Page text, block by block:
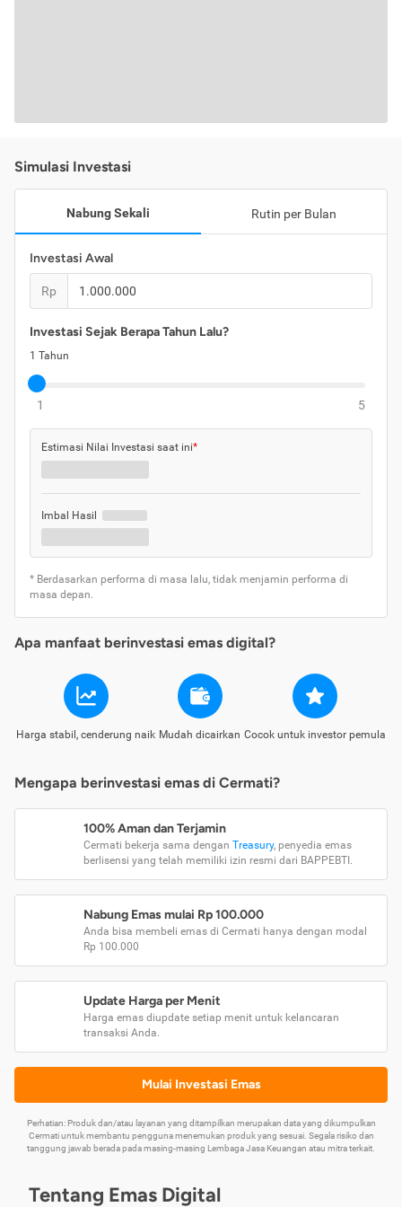
Simulasi Investasi
Nabung Sekali Rutin per Bulan
Investasi Awal
Rp
Investasi Sejak Berapa Tahun Lalu?
1 Tahun
1 5
Estimasi Nilai Investasi saat ini*
Imbal Hasil
* Berdasarkan performa di masa lalu, tidak menjamin performa di
masa depan.
Apa manfaat berinvestasi emas digital?
Harga stabil, cenderung naik Mudah dicairkan Cocok untuk investor pemula
Mengapa berinvestasi emas di Cermati?
100% Aman dan Terjamin
Cermati bekerja sama dengan Treasury, penyedia emas
berlisensi yang telah memiliki izin resmi dari BAPPEBTI.
Nabung Emas mulai Rp 100.000
Anda bisa membeli emas di Cermati hanya dengan modal
Rp 100.000
Update Harga per Menit
Harga emas diupdate setiap menit untuk kelancaran
transaksi Anda.
Mulai Investasi Emas
Perhatian: Produk dan/atau layanan yang ditampilkan merupakan data yang dikumpulkan
Cermati untuk membantu pengguna menemukan produk yang sesuai. Segala risiko dan
tanggung jawab berada pada masing-masing Lembaga Jasa Keuangan atau mitra terkait.
Tentang Emas Digital